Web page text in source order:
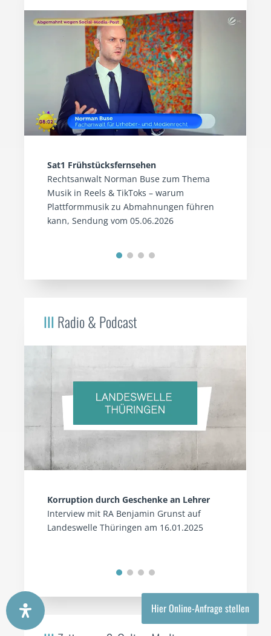
Hier Online-Anfrage stellen
Sat1 Frühstücksfernsehen
Rechtsanwalt Norman Buse zum Thema
Musik in Reels & TikToks – warum
Plattformmusik zu Abmahnungen führen
kann, Sendung vom 05.06.2026
III Radio & Podcast
Korruption durch Geschenke an Lehrer
Interview mit RA Benjamin Grunst auf
Landeswelle Thüringen am 16.01.2025